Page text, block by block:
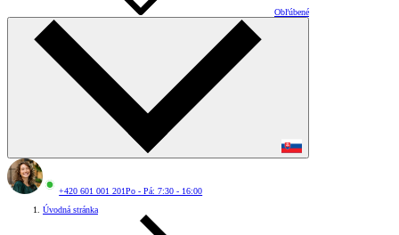
Obľúbené
+420 601 001 201Po - Pá: 7:30 - 16:00
Úvodná stránka